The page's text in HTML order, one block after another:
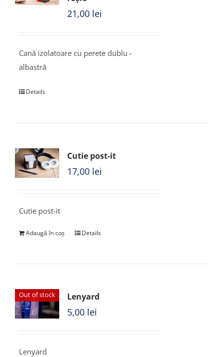
21,00 lei
Cană izolatoare cu perete dublu -
albastră
Details
Cutie post-it
17,00 lei
Cutie post-it
Adaugă în coș Details
Out of stock Lenyard
5,00 lei
Lenyard